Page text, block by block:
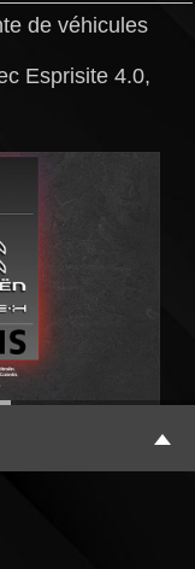
de véhicules
Esprisite 4.0,